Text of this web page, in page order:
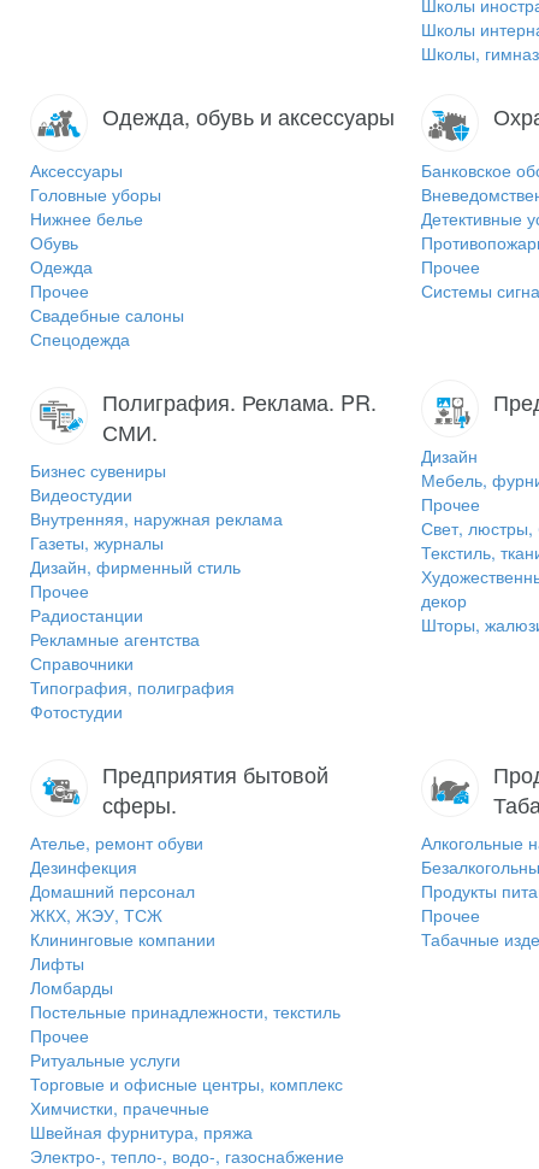
Школы
Школы
Школы,
Одежда, обувь и аксессуары
Аксессуары
Головные уборы
Нижнее белье
Обувь
Одежда
Прочее
Свадебные салоны
Спецодежда
Банковское
Детективные
Прочее
Системы
Полиграфия. Реклама. PR.
СМИ.
Бизнес сувениры
Видеостудии
Внутренняя, наружная реклама
Газеты, журналы
Дизайн, фирменный стиль
Прочее
Радиостанции
Рекламные агентства
Справочники
Типография, полиграфия
Фотостудии
Дизайн
Мебель,
Прочее
Свет, люстры,
Текстиль,
декор
Шторы,
Предприятия бытовой
сферы.
Ателье, ремонт обуви
Дезинфекция
Домашний персонал
ЖКХ, ЖЭУ, ТСЖ
Клининговые компании
Лифты
Ломбарды
Постельные принадлежности, текстиль
Прочее
Ритуальные услуги
Торговые и офисные центры, комплекс
Химчистки, прачечные
Швейная фурнитура, пряжа
Электро-, тепло-, водо-, газоснабжение
Алкогольные
Продукты
Прочее
Табачные